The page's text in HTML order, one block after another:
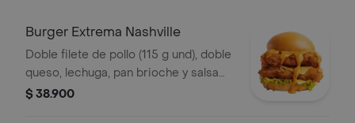
Burger Extrema Nashville
Doble filete de pollo (115 g und), doble
queso, lechuga, pan brioche y salsa
picante estilo Nashville
$ 38.900